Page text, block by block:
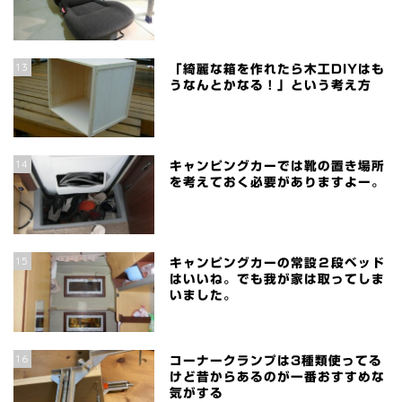
13
「綺麗な箱を作れたら木工DIYはも
うなんとかなる！」という考え方
14
キャンピングカーでは靴の置き場所
を考えておく必要がありますよー。
15
キャンピングカーの常設２段ベッド
はいいね。でも我が家は取ってしま
いました。
16
コーナークランプは3種類使ってる
けど昔からあるのが一番おすすめな
気がする